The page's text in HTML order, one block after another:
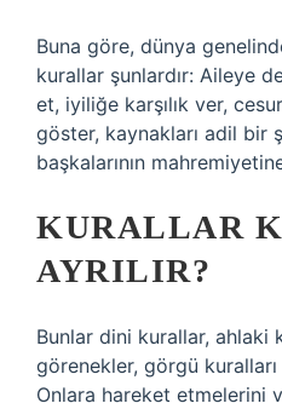
Buna göre, dünya
kurallar şunlardır: Aileye
et, iyiliğe karşılık ver,
göster, kaynakları adil bir
başkalarının
KURALLAR
AYRILIR?
Bunlar dini kurallar, ahlaki
görenekler, görgü kuralları
Onlara hareket etmelerini